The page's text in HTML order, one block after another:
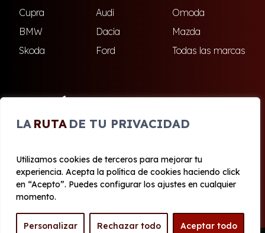
LA RUTA DE TU PRIVACIDAD
Utilizamos cookies de terceros para mejorar tu
experiencia. Acepta la política de cookies haciendo click
en “Acepto”. Puedes configurar los ajustes en cualquier
momento.
Personalizar Rechazar todo Aceptar todo
Cupra
Audi
Omoda
BMW
Dacia
Mazda
Skoda
Ford Todas las marcas
Dos Hermanas
© 2020 - 2026 Renting Olé
Aviso legal y Privacidad